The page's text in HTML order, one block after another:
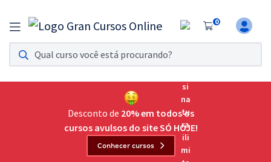
0
Assinatura Ilimitada 11
Acesso a todos os cursos. Teste grátis por 7 dias!
Assinatura OAB Até Passar
Acesso ilimitado a toda preparação para o Exame da
Desconto de 20% em todos os
cursos avulsos do site SÓ HOJE!
Conhecer cursos